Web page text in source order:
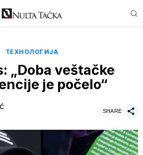
ТЕХНОЛОГИЈА
„Doba veštačke
je počelo“
SHARE